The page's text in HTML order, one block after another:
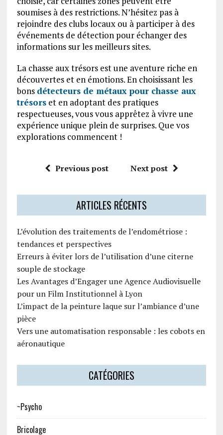
soumises à des restrictions. N’hésitez pas à
rejoindre des clubs locaux ou à participer à des
événements de détection pour échanger des
informations sur les meilleurs sites.
La chasse aux trésors est une aventure riche en
découvertes et en émotions. En choisissant les
bons détecteurs de métaux pour chasse aux
trésorset en adoptant des pratiques
respectueuses, vous vous apprêtez à vivre une
expérience unique plein de surprises. Que vos
explorations commencent !
Previous post Next post
ARTICLES RÉCENTS
L’évolution des traitements de l’endométriose :
tendances et perspectives
Erreurs à éviter lors de l’utilisation d’une citerne
souple de stockage
Les Avantages d’Engager une Agence Audiovisuelle
pour un Film Institutionnel à Lyon
L’impact de la peinture laque sur l’ambiance d’une
pièce
Vers une automatisation responsable : les cobots en
aéronautique
CATÉGORIES
~Psycho
Bricolage